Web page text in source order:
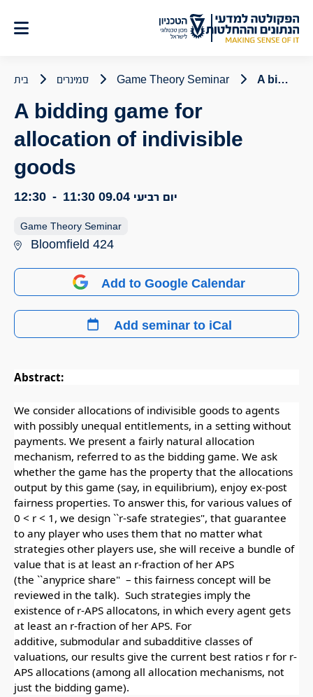
לתוכן
בית סמינרים Game Theory Seminar A bidding game for allocation of indivisible goods
A bidding game for
allocation of indivisible
goods
יום רביעי 09.04 11:30
-
12:30
Game Theory Seminar
Bloomfield 424
Add to Google Calendar
Add seminar to iCal
Abstract:
We consider allocations of indivisible goods to agents
with possibly unequal entitlements, in a setting without
payments. We present a fairly natural allocation
mechanism, referred to as the bidding game. We ask
whether the game has the property that the allocations
output by this game (say, in equilibrium), enjoy ex-post
fairness properties. To answer this, for various values of
0 < r < 1, we design ``r-safe strategies", that guarantee
to any player who uses them that no matter what
strategies other players use, she will receive a bundle of
value that is at least an r-fraction of her APS
(the ``anyprice share" – this fairness concept will be
reviewed in the talk). Such strategies imply the
existence of r-APS allocatons, in which every agent gets
at least an r-fraction of her APS. For
additive, submodular and subadditive classes of
valuations, our results give the current best ratios r for r-
APS allocations (among all allocation mechanisms, not
just the bidding game).